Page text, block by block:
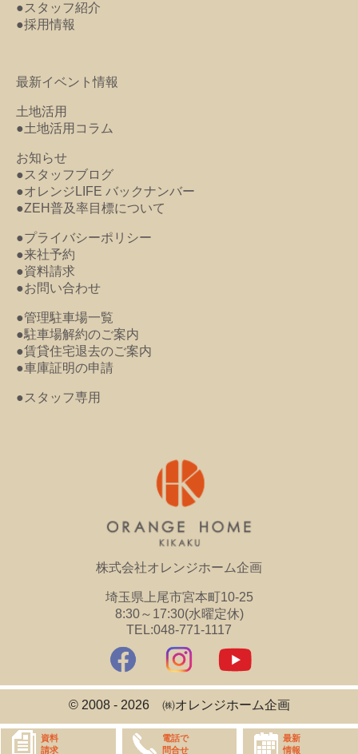
●スタッフ紹介
●採用情報
最新イベント情報
土地活用
●土地活用コラム
お知らせ
●スタッフブログ
●オレンジLIFE バックナンバー
●ZEH普及率目標について
●プライバシーポリシー
●来社予約
●資料請求
●お問い合わせ
●管理駐車場一覧
●駐車場解約のご案内
●賃貸住宅退去のご案内
●車庫証明の申請
●スタッフ専用
株式会社オレンジホーム企画
埼玉県上尾市宮本町10-25
8:30～17:30(水曜定休)
TEL:048-771-1117
© 2008 - 2026 ㈱オレンジホーム企画
最新
情報
資料
請求
電話で
問合せ